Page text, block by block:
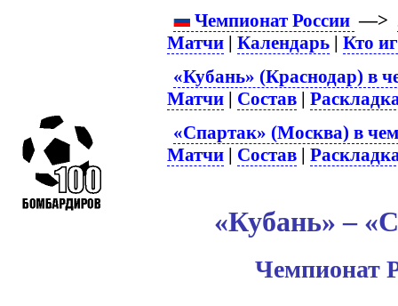
Чемпионат России —>
Матчи |Календарь |Кто
«Кубань» (Краснодар) в
Матчи | Состав |
«Спартак» (Москва) в
Матчи | Состав |
«Кубань» –
Чемпионат